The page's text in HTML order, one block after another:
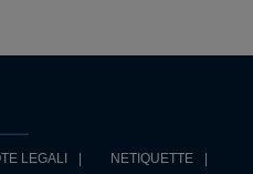
LEGALI NETIQUETTE